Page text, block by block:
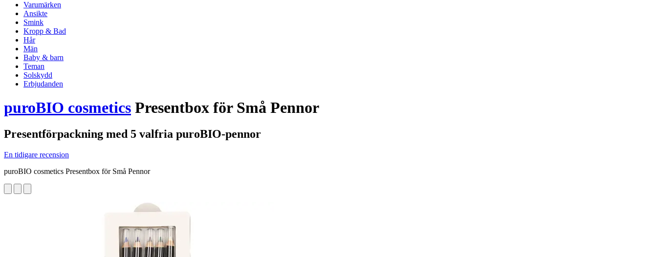
Varumärken
Ansikte
Smink
Kropp & Bad
Hår
Män
Baby & barn
Teman
Solskydd
Erbjudanden
puroBIO cosmetics Presentbox för Små Pennor
Presentförpackning med 5 valfria puroBIO-pennor
En tidigare recension
puroBIO cosmetics Presentbox för Små Pennor